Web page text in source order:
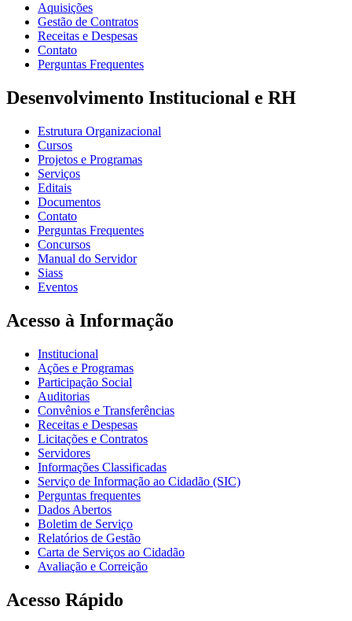
Aquisições
Gestão de Contratos
Receitas e Despesas
Contato
Perguntas Frequentes
Desenvolvimento Institucional e RH
Estrutura Organizacional
Cursos
Projetos e Programas
Serviços
Editais
Documentos
Contato
Perguntas Frequentes
Concursos
Manual do Servidor
Siass
Eventos
Acesso à Informação
Institucional
Ações e Programas
Participação Social
Auditorias
Convênios e Transferências
Receitas e Despesas
Licitações e Contratos
Servidores
Informações Classificadas
Serviço de Informação ao Cidadão (SIC)
Perguntas frequentes
Dados Abertos
Boletim de Serviço
Relatórios de Gestão
Carta de Serviços ao Cidadão
Avaliação e Correição
Acesso Rápido